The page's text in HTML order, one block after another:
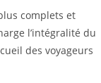
complets et
l’intégralité du
des voyageurs